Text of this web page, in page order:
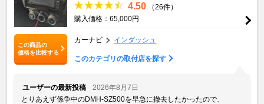
この商品の
価格を比較する
4.50
（26件）
購入価格：65,000円
カーナビ インダッシュ
このカテゴリの取付店を探す
ユーザーの最新投稿
2026年8月7日
とりあえず係争中のDMH-SZ500を早急に撤去したかったので、